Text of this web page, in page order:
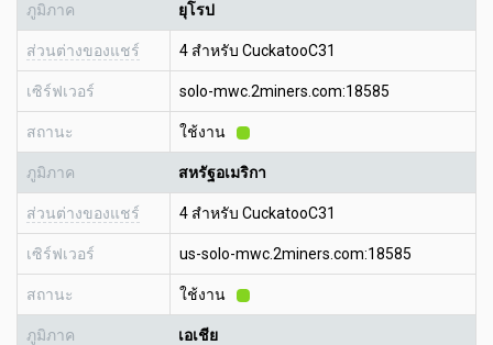
ภูมิภาค ยุโรป
ส่วนต่างของแชร์ 4 สำหรับ CuckatooC31
เซิร์ฟเวอร์ solo-mwc.2miners.com:18585
สถานะ ใช้งาน
ภูมิภาค สหรัฐอเมริกา
ส่วนต่างของแชร์ 4 สำหรับ CuckatooC31
เซิร์ฟเวอร์ us-solo-mwc.2miners.com:18585
สถานะ ใช้งาน
ภูมิภาค เอเชีย